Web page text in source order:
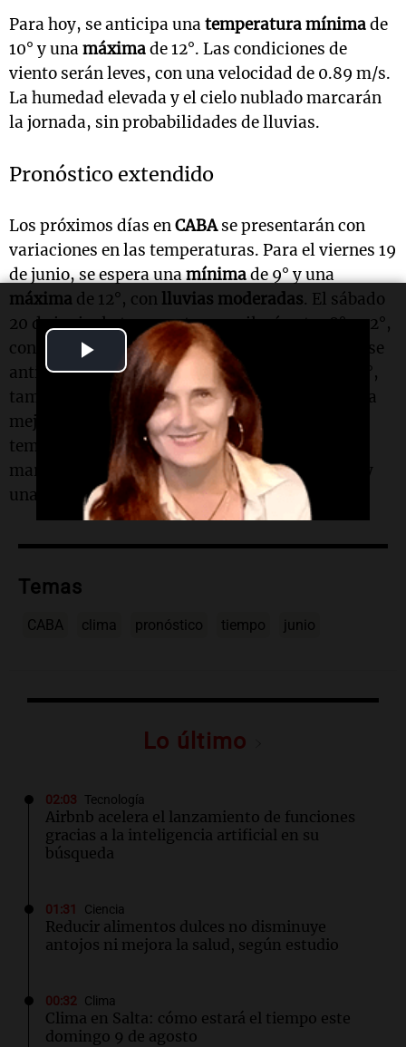
Play
Video
Para hoy, se anticipa unatemperatura mínimade
10° y unamáximade 12°. Las condiciones de
viento serán leves, con una velocidad de 0.89 m/s.
La humedad elevada y el cielo nublado marcarán
la jornada, sin probabilidades de lluvias.
Pronóstico extendido
Los próximos días enCABAse presentarán con
variaciones en las temperaturas. Para el viernes 19
de junio, se espera unamínimade 9° y una
máxima de 12°, con lluvias moderadas. El sábado
20 de junio, la temperatura oscilará entre 8° y 12°,
con cielo nublado. Para el domingo 21 de junio, se
anticipa unamínimade 9° y una
de 12°,
también con nubes. El lunes 22 de junio, el clima
mejorará con un
cielo despejado
, con
temperaturas de entre 8° y 11°. Finalmente, el
martes 23 de junio, se prevé una mínima
de 6° y
una
máximade 11° con cielo despejado.
Temas
CABA clima pronóstico tiempo junio
Lo último
02:03 Tecnología
Airbnb acelera el lanzamiento de funciones
gracias a la inteligencia artificial en su
búsqueda
01:31 Ciencia
Reducir alimentos dulces no disminuye
antojos ni mejora la salud, según estudio
00:32 Clima
Clima en Salta: cómo estará el tiempo este
domingo 9 de agosto